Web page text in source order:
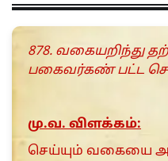
878. வகையறிந்து
பகைவர்கண் பட்ட
மு.வ. விளக்கம்:
செய்யும் வகையை